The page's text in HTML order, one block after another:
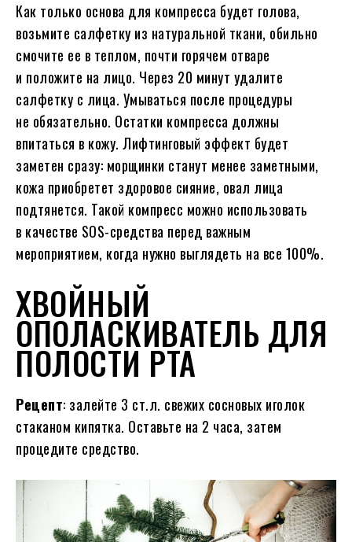
Как только основа для компресса будет голова,
возьмите салфетку из натуральной ткани, обильно
смочите ее в теплом, почти горячем отваре
и положите на лицо. Через 20 минут удалите
салфетку с лица. Умываться после процедуры
не обязательно. Остатки компресса должны
впитаться в кожу. Лифтинговый эффект будет
заметен сразу: морщинки станут менее заметными,
кожа приобретет здоровое сияние, овал лица
подтянется. Такой компресс можно использовать
в качестве SOS-средства перед важным
мероприятием, когда нужно выглядеть на все 100%.
ХВОЙНЫЙ
ОПОЛАСКИВАТЕЛЬ ДЛЯ
ПОЛОСТИ РТА
Рецепт: залейте 3 ст.л. свежих сосновых иголок
стаканом кипятка. Оставьте на 2 часа, затем
процедите средство.